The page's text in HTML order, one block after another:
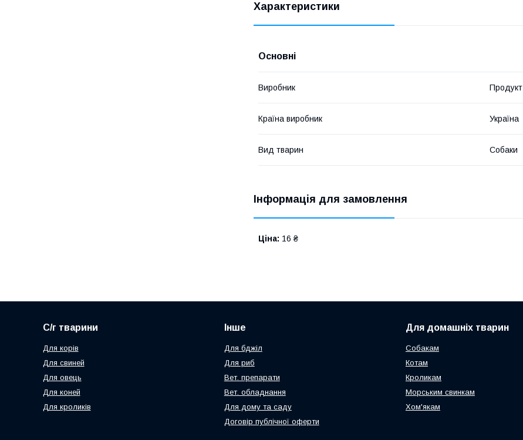
Характеристики
Основні
Виробник Продукт
Країна виробник Україна
Вид тварин Собаки
Інформація для замовлення
Ціна: 16 ₴
С/г тварини
Для корів
Для свиней
Для овець
Для коней
Для кроликів
Інше
Для бджіл
Для риб
Вет. препарати
Вет. обладнання
Для дому та саду
Договір публічної оферти
Для домашніх тварин
Собакам
Котам
Кроликам
Морським свинкам
Хом'якам